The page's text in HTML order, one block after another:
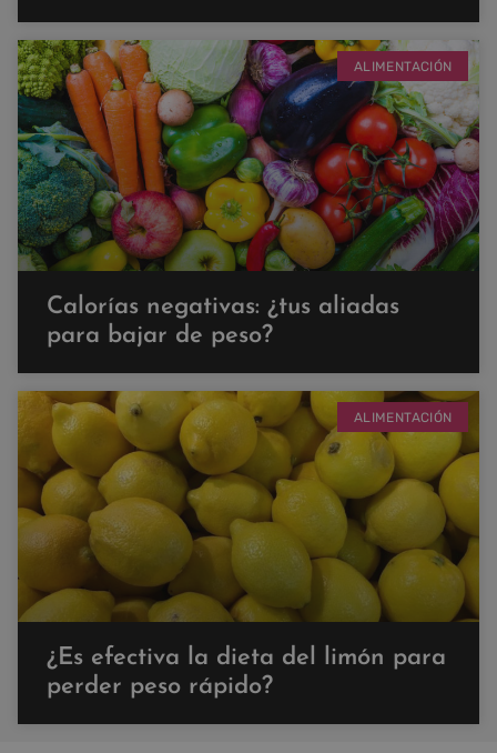
ALIMENTACIÓN
Calorías negativas: ¿tus aliadas
para bajar de peso?
ALIMENTACIÓN
¿Es efectiva la dieta del limón para
perder peso rápido?